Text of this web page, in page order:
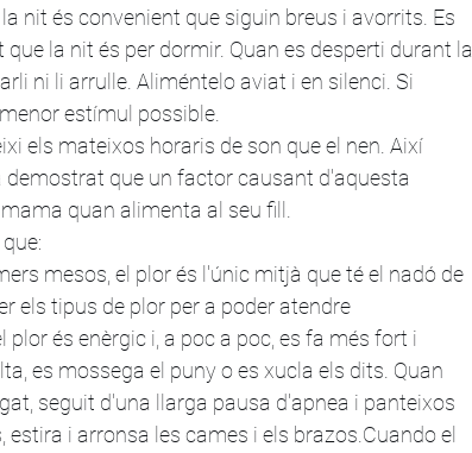
nit és convenient que siguin breus i avorrits. Es
la nit és per dormir. Quan es desperti durant la
ni li arrulle. Aliméntelo aviat i en silenci. Si
estímul possible.
els mateixos horaris de son que el nen. Així
que un factor causant d'aquesta
quan alimenta al seu fill.
mesos, el plor és l'únic mitjà que té el nadó de
els tipus de plor per a poder atendre
és enèrgic i, a poc a poc, es fa més fort i
es mossega el puny o es xucla els dits. Quan
seguit d'una llarga pausa d'apnea i panteixos
i arronsa les cames i els brazos.Cuando el